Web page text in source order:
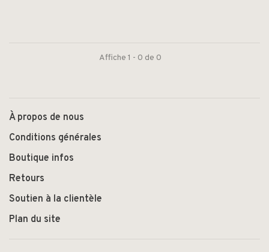
Affiche 1 - 0 de 0
À propos de nous
Conditions générales
Boutique infos
Retours
Soutien à la clientèle
Plan du site